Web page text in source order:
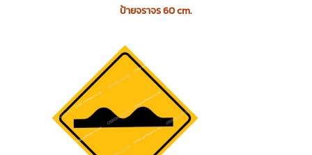
ป้ายจราจร 60 cm.